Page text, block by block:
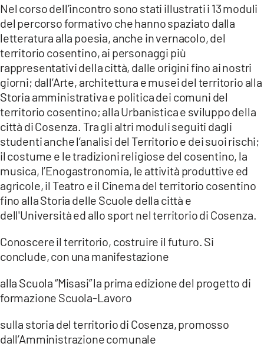
Nel corso dell’incontro sono stati illustrati i 13 moduli
del percorso formativo che hanno spaziato dalla
letteratura alla poesia, anche in vernacolo, del
territorio cosentino, ai personaggi più
rappresentativi della città, dalle origini fino ai nostri
giorni; dall’Arte, architettura e musei del territorio alla
Storia amministrativa e politica dei comuni del
territorio cosentino; alla Urbanistica e sviluppo della
città di Cosenza. Tra gli altri moduli seguiti dagli
studenti anche l’analisi del Territorio e dei suoi rischi;
il costume e le tradizioni religiose del cosentino, la
musica, l’Enogastronomia, le attività produttive ed
agricole, il Teatro e il Cinema del territorio cosentino
fino alla Storia delle Scuole della città e
dell'Università ed allo sport nel territorio di Cosenza.
Conoscere il territorio, costruire il futuro. Si
conclude, con una manifestazione
alla Scuola “Misasi” la prima edizione del progetto di
formazione Scuola-Lavoro
sulla storia del territorio di Cosenza, promosso
dall’Amministrazione comunale